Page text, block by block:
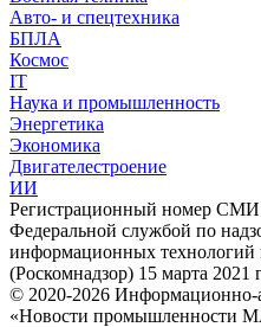
Авто- и спецтехника
БПЛА
Космос
IT
Наука и промышленность
Энергетика
Экономика
Двигателестроение
ИИ
Регистрационный номер
Федеральной службой по
информационных
(Роскомнадзор) 15 марта 2021
© 2020-2026 Информационно-
«Новости промышленности